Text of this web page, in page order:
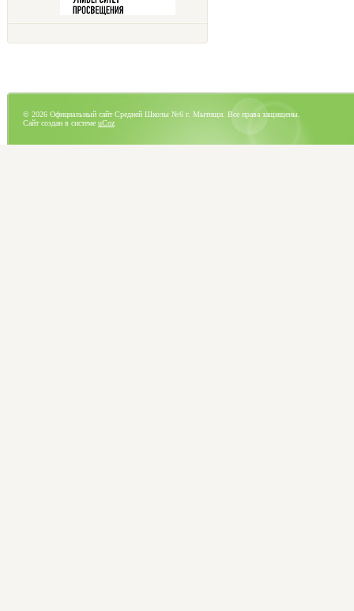
© 2026 Официальный сайт Средней Школы №6 г. Мытищи. Все права защищены.
Сайт создан в системе uCoz